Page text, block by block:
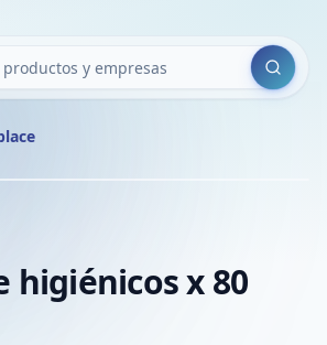
Buscar
higiénicos x 80